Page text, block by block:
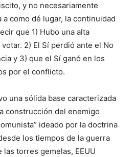
y no necesariamente
como dé lugar, la continuidad
que 1) Hubo una alta
2) El Sí perdió ante el No
y 3) que el Sí ganó en los
por el conflicto.
una sólida base caracterizada
construcción del enemigo
ideado por la doctrina
los tiempos de la guerra
torres gemelas, EEUU